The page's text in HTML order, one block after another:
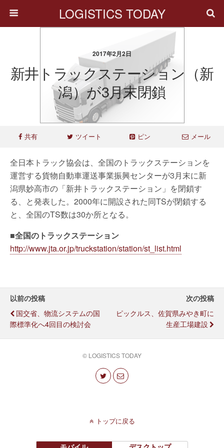
LOGISTICS TODAY
2017年2月2日
新井トラックステーション（新
潟）が3月末閉鎖
共有 ツイート ピン メール
全日本トラック協会は、全国のトラックステーションを
運営する貨物自動車運送事業振興センターが3月末に新
潟県妙高市の「新井トラックステーション」を閉鎖す
る、と発表した。2000年に開設された同TSが閉鎖する
と、全国のTS数は30か所となる。
■全国のトラックステーション
http://www.jta.or.jp/truckstation/station/st_list.html
以前の投稿
国交省、物流システムの国
際標準化へ4回目の検討会
次の投稿
ピックルス、佐賀県みやき町に
生産工場建設
© LOGISTICS TODAY
トップに戻る